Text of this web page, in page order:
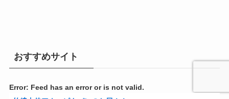
おすすめサイト
Error: Feed has an error or is not valid.